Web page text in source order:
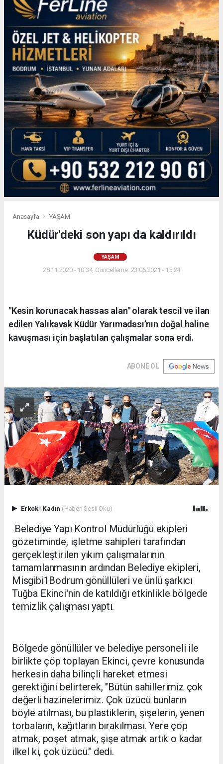
Anasayfa YAŞAM
Küdür'deki son yapı da kaldırıldı
YAŞAM
28.11.2020 - 10:34, Güncelleme: 23.06.2021 - 15:24
"Kesin korunacak hassas alan" olarak tescil ve ilan
edilen Yalıkavak Küdür Yarımadası’nın doğal haline
kavuşması için başlatılan çalışmalar sona erdi.
ABONE OL
Erkek| Kadın (Haberi Sesli Oku)
Belediye Yapı Kontrol Müdürlüğü ekipleri
gözetiminde, işletme sahipleri tarafından
gerçekleştirilen yıkım çalışmalarının
tamamlanmasının ardından Belediye ekipleri,
Misgibi1Bodrum gönüllüleri ve ünlü şarkıcı
Tuğba Ekinci'nin de katıldığı etkinlikle bölgede
temizlik çalışması yaptı.
Bölgede gönüllüler ve belediye personeli ile
birlikte çöp toplayan Ekinci, çevre konusunda
herkesin daha bilinçli hareket etmesi
gerektiğini belirterek, "Bütün sahillerimiz çok
değerli hazinelerimiz. Çok üzücü bunların
böyle atılması, bu plastiklerin, şişelerin, yenen
torbaların, kağıtların bırakılması. Yere çöp
atmak, poşet atmak, şişe atmak artık o kadar
ilkel ki, çok üzücü." dedi.